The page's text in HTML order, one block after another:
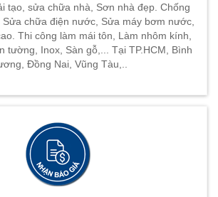
tạo, sửa chữa nhà, Sơn nhà đẹp. Chống
chữa điện nước, Sửa máy bơm nước,
Thi công làm mái tôn, Làm nhôm kính,
tường, Inox, Sàn gỗ,... Tại TP.HCM, Bình
Đồng Nai, Vũng Tàu,..